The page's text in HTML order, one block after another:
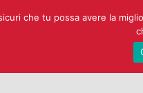
che tu possa avere la